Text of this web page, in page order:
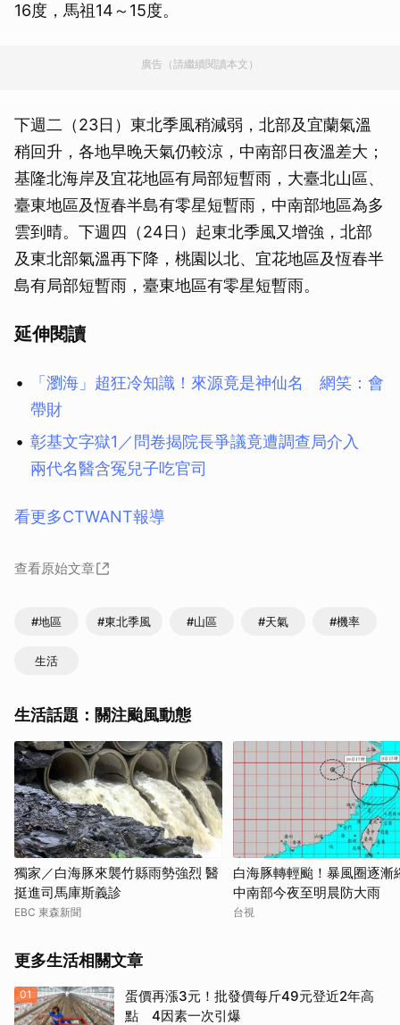
16度，馬祖14～15度。
廣告（請繼續閱讀本文）
下週二（23日）東北季風稍減弱，北部及宜蘭氣溫
稍回升，各地早晚天氣仍較涼，中南部日夜溫差大；
基隆北海岸及宜花地區有局部短暫雨，大臺北山區、
臺東地區及恆春半島有零星短暫雨，中南部地區為多
雲到晴。下週四（24日）起東北季風又增強，北部
及東北部氣溫再下降，桃園以北、宜花地區及恆春半
島有局部短暫雨，臺東地區有零星短暫雨。
延伸閱讀
「瀏海」超狂冷知識！來源竟是神仙名 網笑：會
帶財
彰基文字獄1／問卷揭院長爭議竟遭調查局介入
兩代名醫含冤兒子吃官司
看更多CTWANT報導
查看原始文章
#地區 #東北季風 #山區 #天氣 #機率
生活
生活話題：關注颱風動態
獨家／白海豚來襲竹縣雨勢強烈 醫
挺進司馬庫斯義診
EBC 東森新聞
白海豚轉輕颱！暴風圈逐
中南部今夜至明晨防大雨
台視
更多生活相關文章
01
蛋價再漲3元！批發價每斤49元登近2年高
點 4因素一次引爆